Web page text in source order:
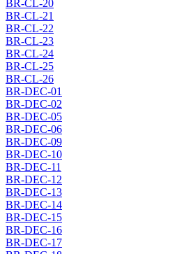
BR-CL-20
BR-CL-21
BR-CL-22
BR-CL-23
BR-CL-24
BR-CL-25
BR-CL-26
BR-DEC-01
BR-DEC-02
BR-DEC-05
BR-DEC-06
BR-DEC-09
BR-DEC-10
BR-DEC-11
BR-DEC-12
BR-DEC-13
BR-DEC-14
BR-DEC-15
BR-DEC-16
BR-DEC-17